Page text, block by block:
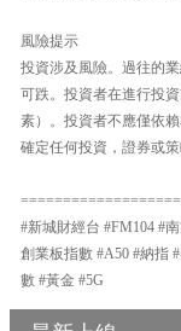
風險提示
投資涉及風險。過往的
可跌。投資者在進行投
素）。投資者不應僅依
確定任何投資，證券或
#新城財經台 #FM104 #
創業板指數 #A50 #納指
數 #黃金 #5G